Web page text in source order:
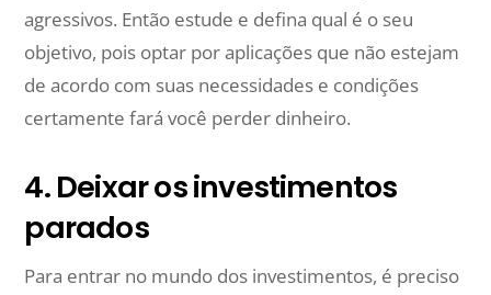
agressivos. Então estude e defina qual é o seu
objetivo, pois optar por aplicações que não estejam
de acordo com suas necessidades e condições
certamente fará você perder dinheiro.
4. Deixar os investimentos
parados
Para entrar no mundo dos investimentos, é preciso